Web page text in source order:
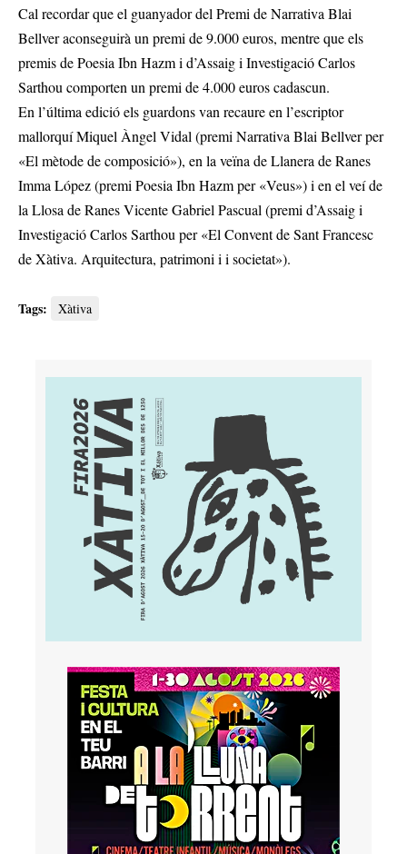
Cal recordar que el guanyador del Premi de Narrativa Blai
Bellver aconseguirà un premi de 9.000 euros, mentre que els
premis de Poesia Ibn Hazm i d’Assaig i Investigació Carlos
Sarthou comporten un premi de 4.000 euros cadascun.
En l’última edició els guardons van recaure en l’escriptor
mallorquí Miquel Àngel Vidal (premi Narrativa Blai Bellver per
«El mètode de composició»), en la veïna de Llanera de Ranes
Imma López (premi Poesia Ibn Hazm per «Veus») i en el veí de
la Llosa de Ranes Vicente Gabriel Pascual (premi d’Assaig i
Investigació Carlos Sarthou per «El Convent de Sant Francesc
de Xàtiva. Arquitectura, patrimoni i i societat»).
Tags: Xàtiva